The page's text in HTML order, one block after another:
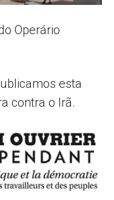
Operário
esta
contra o Irã.